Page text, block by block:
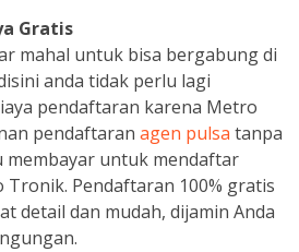
Gratis
mahal untuk bisa bergabung di
anda tidak perlu lagi
pendaftaran karena Metro
pendaftaran agen pulsa tanpa
membayar untuk mendaftar
Pendaftaran 100% gratis
detail dan mudah, dijamin Anda